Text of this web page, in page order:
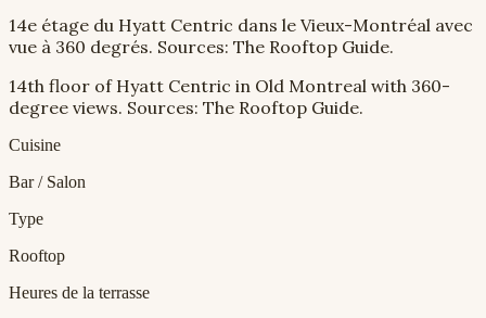
14e étage du Hyatt Centric dans le Vieux-Montréal avec
vue à 360 degrés. Sources: The Rooftop Guide.
14th floor of Hyatt Centric in Old Montreal with 360-
degree views. Sources: The Rooftop Guide.
Cuisine
Bar / Salon
Type
Rooftop
Heures de la terrasse